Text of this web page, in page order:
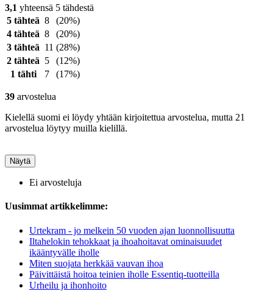
3,1 yhteensä 5 tähdestä
5 tähteä 8
(20%)
4 tähteä 8
(20%)
3 tähteä 11 (28%)
2 tähteä 5
(12%)
1 tähti
7 (17%)
39 arvostelua
Kielellä suomi ei löydy yhtään kirjoitettua arvostelua, mutta 21
arvostelua löytyy muilla kielillä.
Näytä
Ei arvosteluja
Uusimmat artikkelimme:
Urtekram - jo melkein 50 vuoden ajan luonnollisuutta
Iltahelokin tehokkaat ja ihoahoitavat ominaisuudet
ikääntyvälle iholle
Miten suojata herkkää vauvan ihoa
Päivittäistä hoitoa teinien iholle Essentiq-tuotteilla
Urheilu ja ihonhoito